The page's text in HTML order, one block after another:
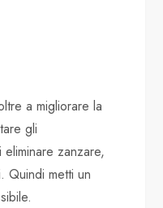
a migliorare la
gli
zanzare,
Quindi metti un